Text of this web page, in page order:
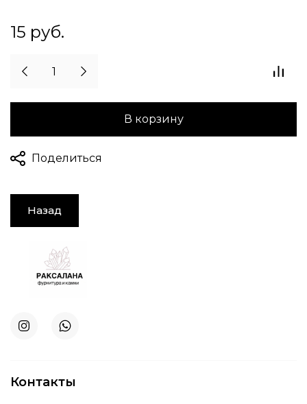
15 руб.
В корзину
Поделиться
Назад
Контакты